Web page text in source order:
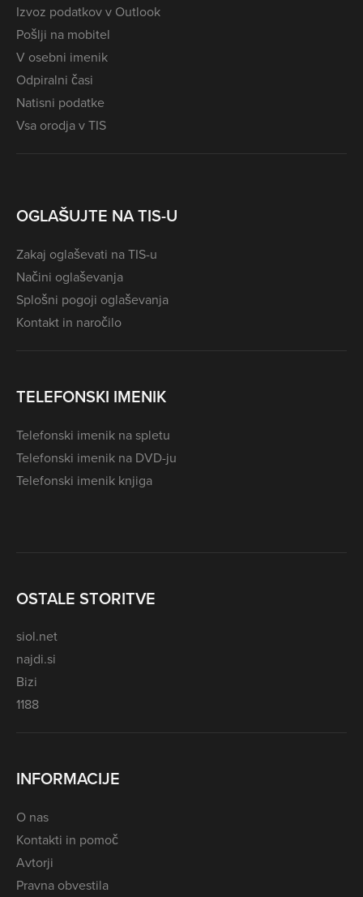
Izvoz podatkov v Outlook
Pošlji na mobitel
V osebni imenik
Odpiralni časi
Natisni podatke
Vsa orodja v TIS
OGLAŠUJTE NA TIS-U
Zakaj oglaševati na TIS-u
Načini oglaševanja
Splošni pogoji oglaševanja
Kontakt in naročilo
TELEFONSKI IMENIK
Telefonski imenik na spletu
Telefonski imenik na DVD-ju
Telefonski imenik knjiga
OSTALE STORITVE
siol.net
najdi.si
Bizi
1188
INFORMACIJE
O nas
Kontakti in pomoč
Avtorji
Pravna obvestila